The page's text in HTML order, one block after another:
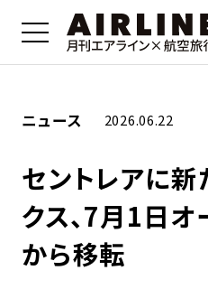
ニュース 2026.06.22
セントレアに
クス、7月1日オ
から移転